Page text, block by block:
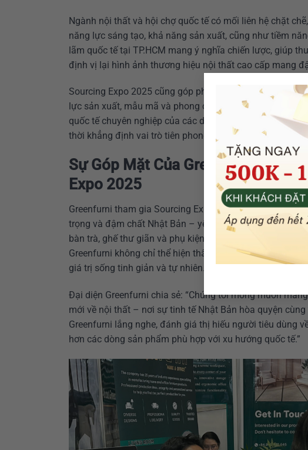
Ngành nội thất và hội chợ quốc tế có mối liên hệ chặt
năng lực sáng tạo, khả năng sản xuất, cũng như tiềm
lãm quốc tế tại TP.HCM mang ý nghĩa chiến lược, giúp
định vị lại hình ảnh thương hiệu nội thất cao cấp mang
Sourcing Expo 2025 cũng góp phần đưa thương hiệu
lực sản xuất, mẫu mã và phong cách thiết kế hiện đại.
quốc tế chuyên nghiệp của các doanh nghiệp Việt,
thời khẳng định vai trò tiên phong của Việt Nam trong
Sự Góp Mặt Của Greenfurni Tại
Expo 2025
Greenfurni tham gia Sourcing Expo 2025 với gian hàng
trọng và đậm chất Nhật Bản – yếu tố đã làm nên bản
bàn trà, ghế thư giãn và phụ kiện nội thất, tất cả đều
Greenfurni không chỉ thể hiện thẩm mỹ mà còn phản
giá trị sống tinh giản và tự nhiên.
Đại diện Greenfurni chia sẻ: “Chúng tôi mong muốn
mới về nội thất – nơi sự tinh tế Nhật Bản hòa quyện
Greenfurni lắng nghe, đánh giá thị hiếu người tiêu dùng
hơn các dòng sản phẩm phù hợp với xu hướng quốc tế.”